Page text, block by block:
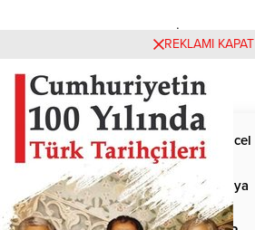
Henüz yorum yapılmamış. İlk yorumu
aracılığıyla siz yapabilirsiniz.
Anasayfa Güncel
Siyaset Dünya
REKLAMI KAPAT